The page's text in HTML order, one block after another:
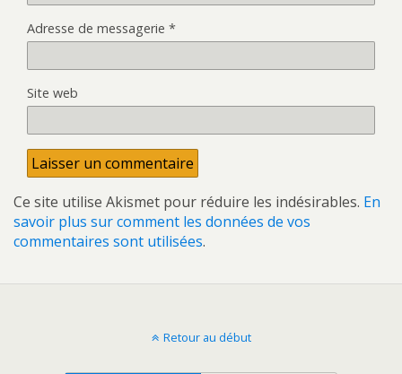
Adresse de messagerie *
Site web
Ce site utilise Akismet pour réduire les indésirables. En
savoir plus sur comment les données de vos
commentaires sont utilisées.
Retour au début